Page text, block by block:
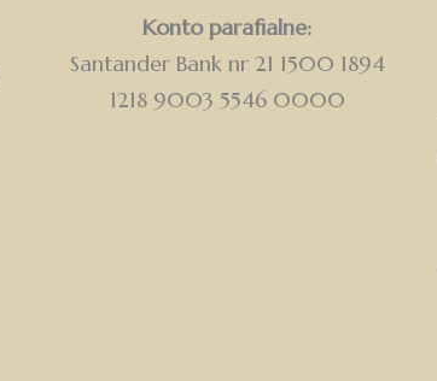
Konto parafialne:
Santander Bank nr 21 1500 1894
1218 9003 5546 0000